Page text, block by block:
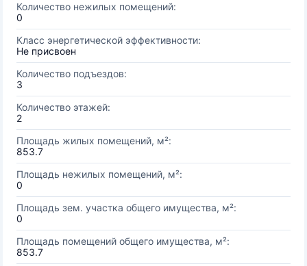
Количество нежилых помещений:
0
Класс энергетической эффективности:
Не присвоен
Количество подъездов:
3
Количество этажей:
2
Площадь жилых помещений, м²:
853.7
Площадь нежилых помещений, м²:
0
Площадь зем. участка общего имущества, м²:
0
Площадь помещений общего имущества, м²:
853.7